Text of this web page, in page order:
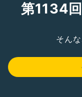
第1134
そん